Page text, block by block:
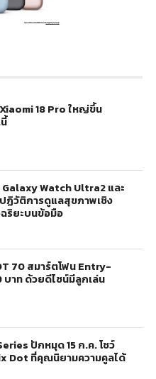
18 Pro ใหญ่ขึ้น
Watch Ultra2 และ
ฏิวัติการดูแลสุขภาพเชิง
ริยะบนข้อมือ
70 สมาร์ตโฟน Entry-
บาท ด้วยดีไซน์มีลูกเล่น
ปักหมุด 15 ก.ค. โชว์
Dot ที่คุณนิยามความคูลได้